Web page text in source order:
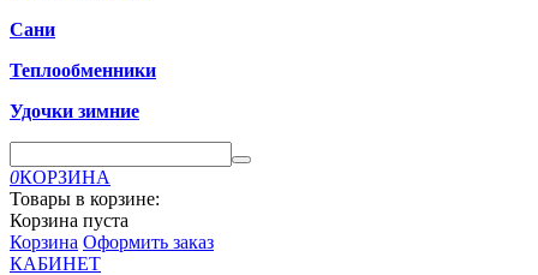
Сани
Теплообменники
Удочки зимние
0КОРЗИНА
Товары в корзине:
Корзина пуста
Корзина Оформить заказ
КАБИНЕТ